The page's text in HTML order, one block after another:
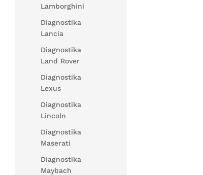
Lamborghini
Diagnostika
Lancia
Diagnostika
Land Rover
Diagnostika
Lexus
Diagnostika
Lincoln
Diagnostika
Maserati
Diagnostika
Maybach